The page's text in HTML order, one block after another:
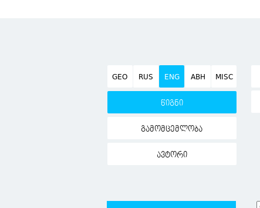
GEO RUS ENG ABH MISC
წიგნი
გამომცემლობა
ავტორი